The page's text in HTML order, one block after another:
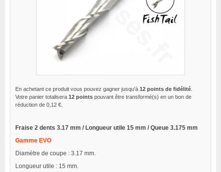
En achetant ce produit vous pouvez gagner jusqu'à 12 points de fidélité
Votre panier totalisera 12 points pouvant être transformé(s) en un bon de
réduction de 0,12 €
Fraise 2 dents 3.17 mm / Longueur utile 15 mm / Queue 3.175 mm
Gamme EVO
Diamètre de coupe : 3.17 mm.
Longueur utile : 15 mm.